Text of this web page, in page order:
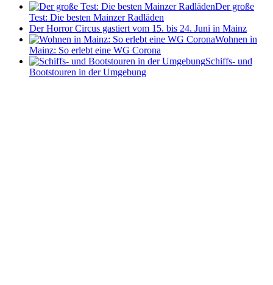
Der große
Test: Die besten Mainzer Radläden
Der Horror Circus gastiert vom 15. bis 24. Juni in Mainz
Wohnen in
Mainz: So erlebt eine WG Corona
Schiffs- und
Bootstouren in der Umgebung